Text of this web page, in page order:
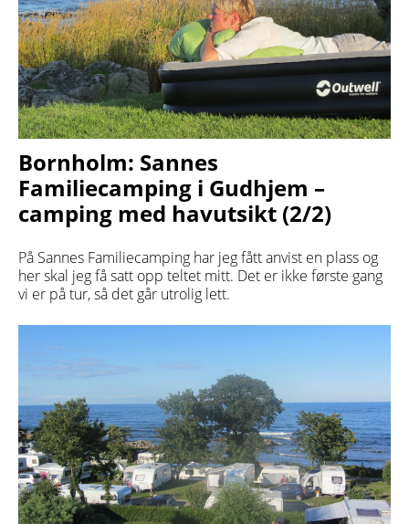
Bornholm: Sannes
Familiecamping i Gudhjem –
camping med havutsikt (2/2)
På Sannes Familiecamping har jeg fått anvist en plass og
her skal jeg få satt opp teltet mitt. Det er ikke første gang
vi er på tur, så det går utrolig lett.